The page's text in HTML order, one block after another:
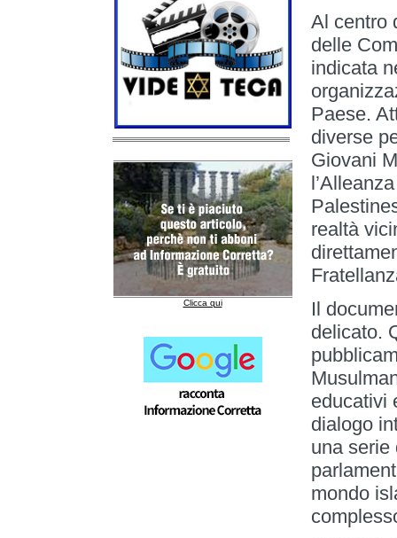
Clicca qui
Al centro
delle
indicata
Paese.
diverse
Giovani
realtà
Il
delicato.
educativi
dialogo
una serie
mondo